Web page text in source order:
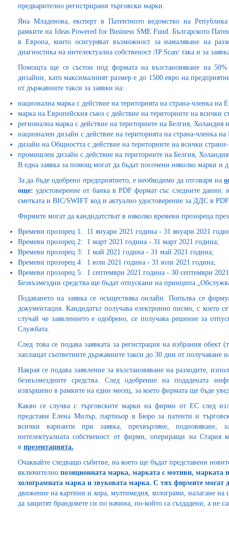
предварително регистрирани търговски марки.
Яна Младенова, експерт в Патентното ведомство на
рамките на Ideas Powered for Business SME Fund. Българското
в Европа, които осигуряват възможност за намаляване на
диагностика на интелектуална собственост /IP Scan/ така и за
Помощта ще се състои под формата на възстановяване на
дизайни, като максималният размер е до 1500 евро на
от държавните такси за заявки на:
национална марка с действие на територията на страна-членка на
марка на Европейския съюз с действие на териториите на всички
регионална марка с действие на териториите на Белгия, Холандия
национален дизайн с действие на територията на страна-членка
дизайн на Общността с действие на териториите на всички
промишлен дизайн с действие на териториите на Белгия,
В една заявка за помощ могат да бъдат посочени няколко марки и
За да бъде одобрено предприятието, е необходимо да отговаря на
още:удостоверение от банка в PDF формат със следните данни:
сметката и BIC/SWIFT код и актуално удостоверение за ДДС в
Фирмите могат да кандидатстват в няколко времеви прозореца
Времеви прозорец 1: 11 януари 2021 година - 31 януари 2021
Времеви прозорец 2: 1 март 2021 година - 31 март 2021 година;
Времеви прозорец 3: 1 май 2021 година - 31 май 2021 година;
Времеви прозорец 4: 1 юли 2021 година - 31 юли 2021 година;
Времеви прозорец 5: 1 септември 2021 година - 30 септември
Безвъзмездни средства ще бъдат отпускани на принципа
Подаването на заявка се осъществява онлайн. Попълва се
документация. Кандидатът получава електронно писмо, с което
случай че заявлението е одобрено, се получава решение за
Службата.
След това се подава заявката за регистрация на избрания
заплащат съответните държавните такси до 30 дни от получаване
Накрая се подава заявление за възстановяване на разходите,
безвъзмездните средства. След одобрение на подадената
извършено в рамките на един месец, за което фирмата ще бъде
Какво се случва с търговските марки на фирми от ЕС след
представи Елена Милър, партньор в Бюро за патенти и
всички варианти при заявка, прехвърляне, подновяване,
интелектуалната собственост от фирми, опериращи на
в презентацията.
Очаквайте следващо събитие, на което ще бъдат представени
включително позиционната марка, марката с мотиви, марката
холограмната марка и звуковата марка. С тях фирмите могат
движение на картини и хора, мултимедия, холограми, налагане на
да защитят брандовете си по начина, по-който са създадени, а не